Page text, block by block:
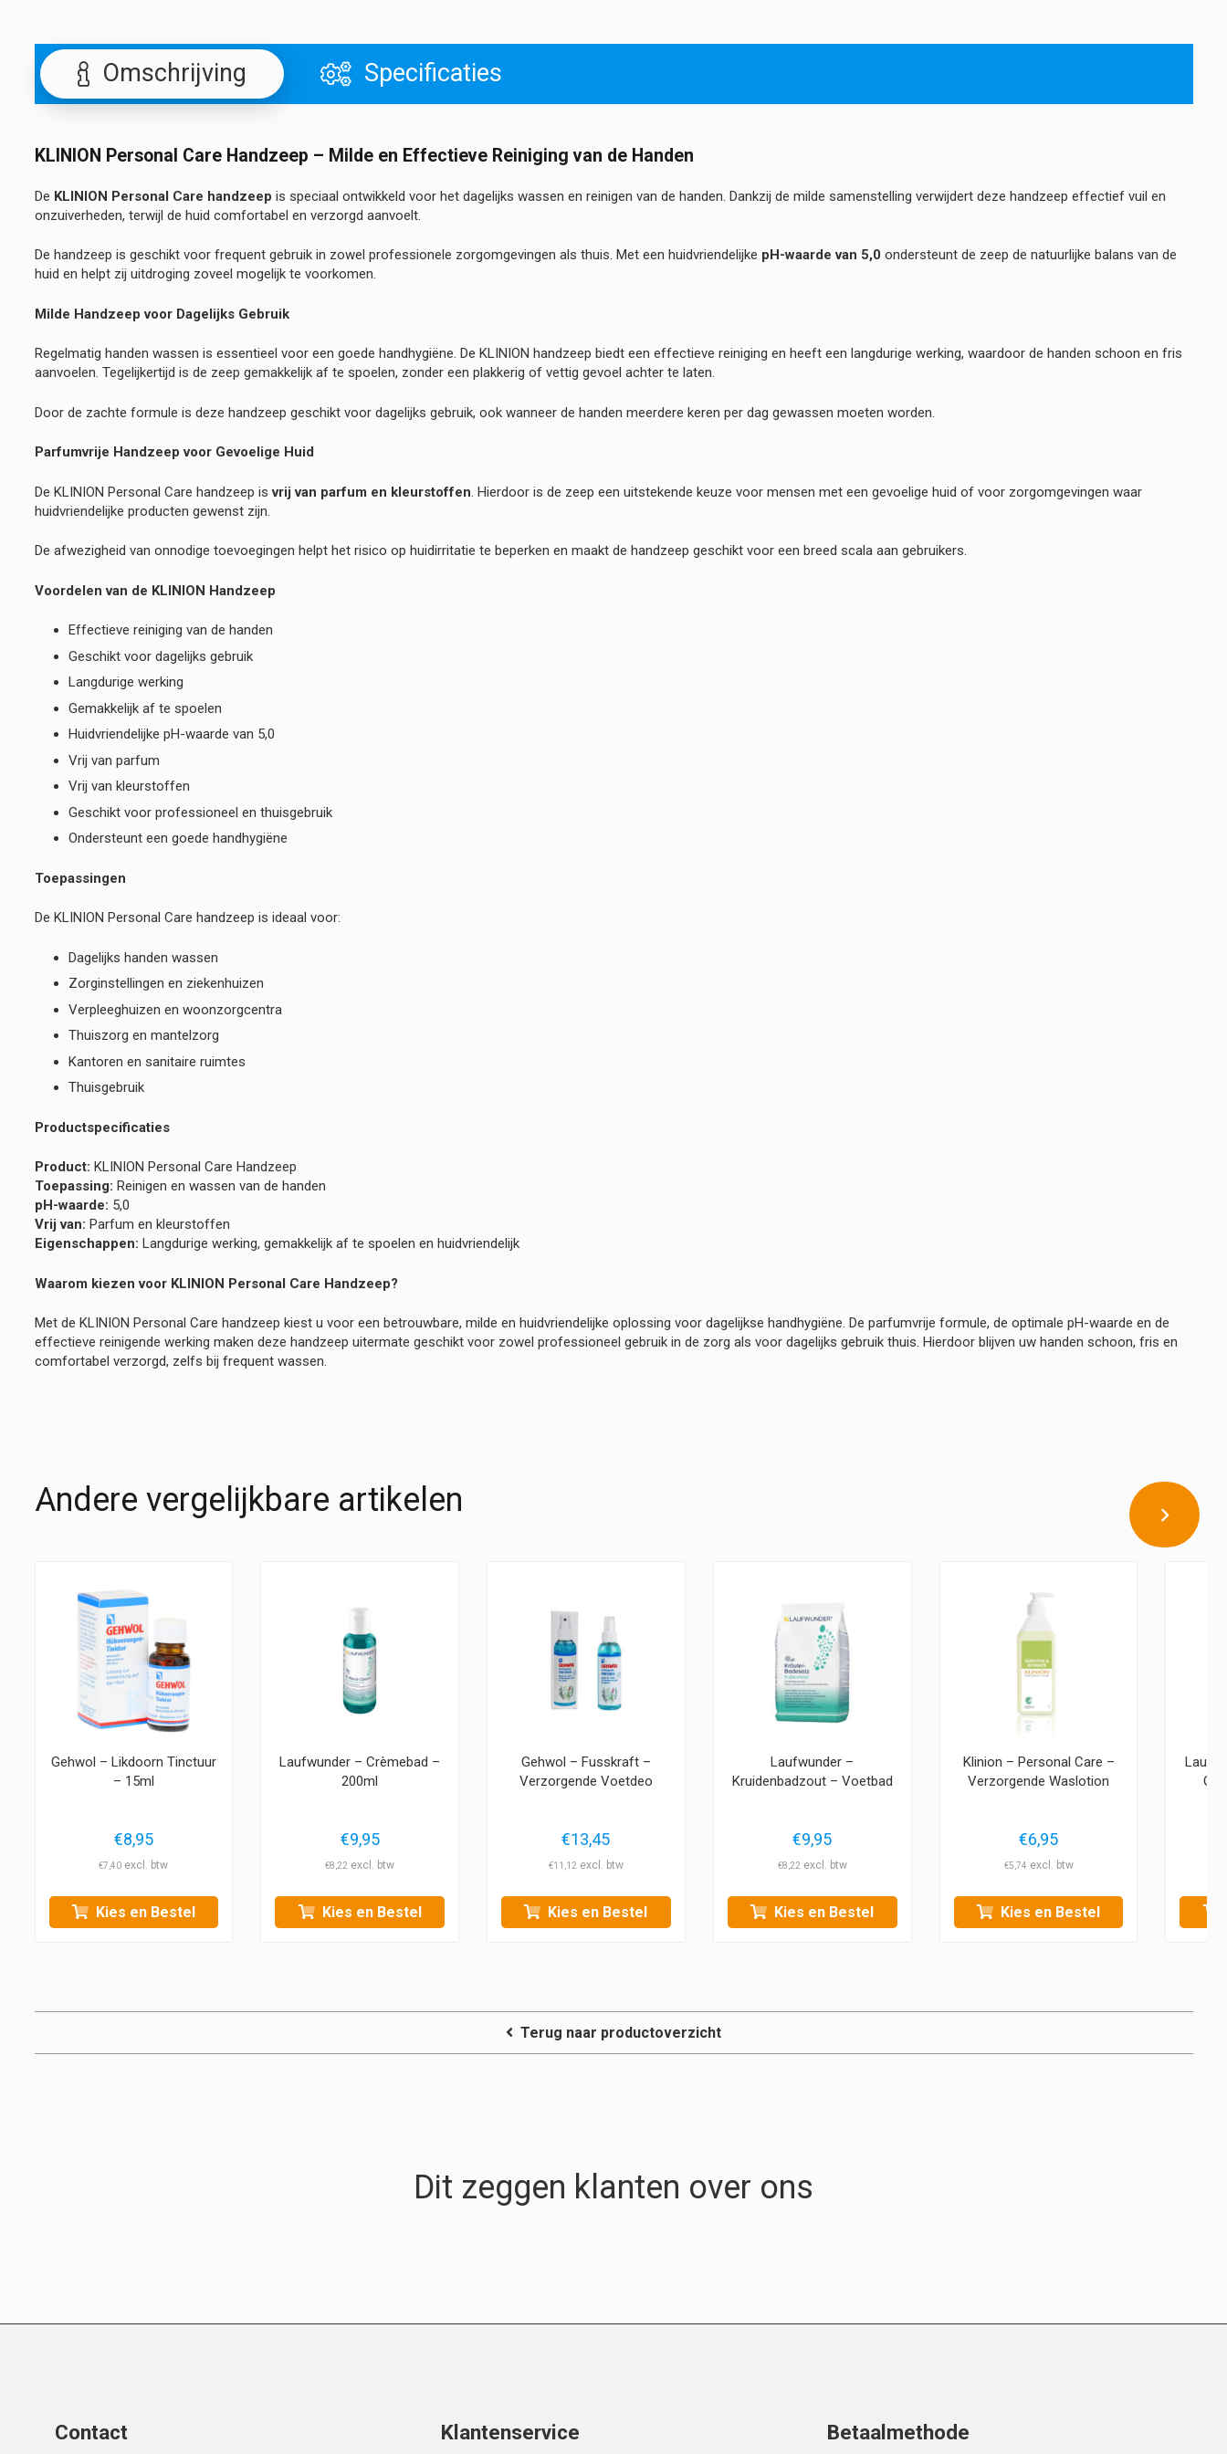
Omschrijving Specificaties
KLINION Personal Care Handzeep – Milde en Effectieve Reiniging van de Handen
De KLINION Personal Care handzeep is speciaal ontwikkeld voor het dagelijks wassen en reinigen van de handen. Dankzij de milde samenstelling verwijdert deze handzeep effectief vuil en
onzuiverheden, terwijl de huid comfortabel en verzorgd aanvoelt.
De handzeep is geschikt voor frequent gebruik in zowel professionele zorgomgevingen als thuis. Met een huidvriendelijke pH-waarde van 5,0 ondersteunt de zeep de natuurlijke balans van de
huid en helpt zij uitdroging zoveel mogelijk te voorkomen.
Milde Handzeep voor Dagelijks Gebruik
Regelmatig handen wassen is essentieel voor een goede handhygiëne. De KLINION handzeep biedt een effectieve reiniging en heeft een langdurige werking, waardoor de handen schoon en fris
aanvoelen. Tegelijkertijd is de zeep gemakkelijk af te spoelen, zonder een plakkerig of vettig gevoel achter te laten.
Door de zachte formule is deze handzeep geschikt voor dagelijks gebruik, ook wanneer de handen meerdere keren per dag gewassen moeten worden.
Parfumvrije Handzeep voor Gevoelige Huid
De KLINION Personal Care handzeep isvrij van parfum en kleurstoffen. Hierdoor is de zeep een uitstekende keuze voor mensen met een gevoelige huid of voor zorgomgevingen waar
huidvriendelijke producten gewenst zijn.
De afwezigheid van onnodige toevoegingen helpt het risico op huidirritatie te beperken en maakt de handzeep geschikt voor een breed scala aan gebruikers.
Voordelen van de KLINION Handzeep
Effectieve reiniging van de handen
Geschikt voor dagelijks gebruik
Langdurige werking
Gemakkelijk af te spoelen
Huidvriendelijke pH-waarde van 5,0
Vrij van parfum
Vrij van kleurstoffen
Geschikt voor professioneel en thuisgebruik
Ondersteunt een goede handhygiëne
Toepassingen
De KLINION Personal Care handzeep is ideaal voor:
Dagelijks handen wassen
Zorginstellingen en ziekenhuizen
Verpleeghuizen en woonzorgcentra
Thuiszorg en mantelzorg
Kantoren en sanitaire ruimtes
Thuisgebruik
Productspecificaties
Product: KLINION Personal Care Handzeep
Toepassing: Reinigen en wassen van de handen
pH-waarde: 5,0
Vrij van: Parfum en kleurstoffen
Eigenschappen: Langdurige werking, gemakkelijk af te spoelen en huidvriendelijk
Waarom kiezen voor KLINION Personal Care Handzeep?
Met de KLINION Personal Care handzeep kiest u voor een betrouwbare, milde en huidvriendelijke oplossing voor dagelijkse handhygiëne. De parfumvrije formule, de optimale pH-waarde en de
effectieve reinigende werking maken deze handzeep uitermate geschikt voor zowel professioneel gebruik in de zorg als voor dagelijks gebruik thuis. Hierdoor blijven uw handen schoon, fris en
comfortabel verzorgd, zelfs bij frequent wassen.
Andere vergelijkbare artikelen
Gehwol – Likdoorn Tinctuur
– 15ml
€8,95
€7,40
Kies en Bestel
Laufwunder – Crèmebad –
200ml
€9,95
€8,22
Kies en Bestel
Gehwol – Fusskraft –
Verzorgende Voetdeo
€13,45
€11,12
Kies en Bestel
Laufwunder –
Kruidenbadzout – Voetbad
€9,95
€8,22
Kies en Bestel
Klinion – Personal Care –
Verzorgende Waslotion
€6,95
€5,74
Kies en Bestel
Terug naar productoverzicht
Dit zeggen klanten over ons
Contact Klantenservice Betaalmethode